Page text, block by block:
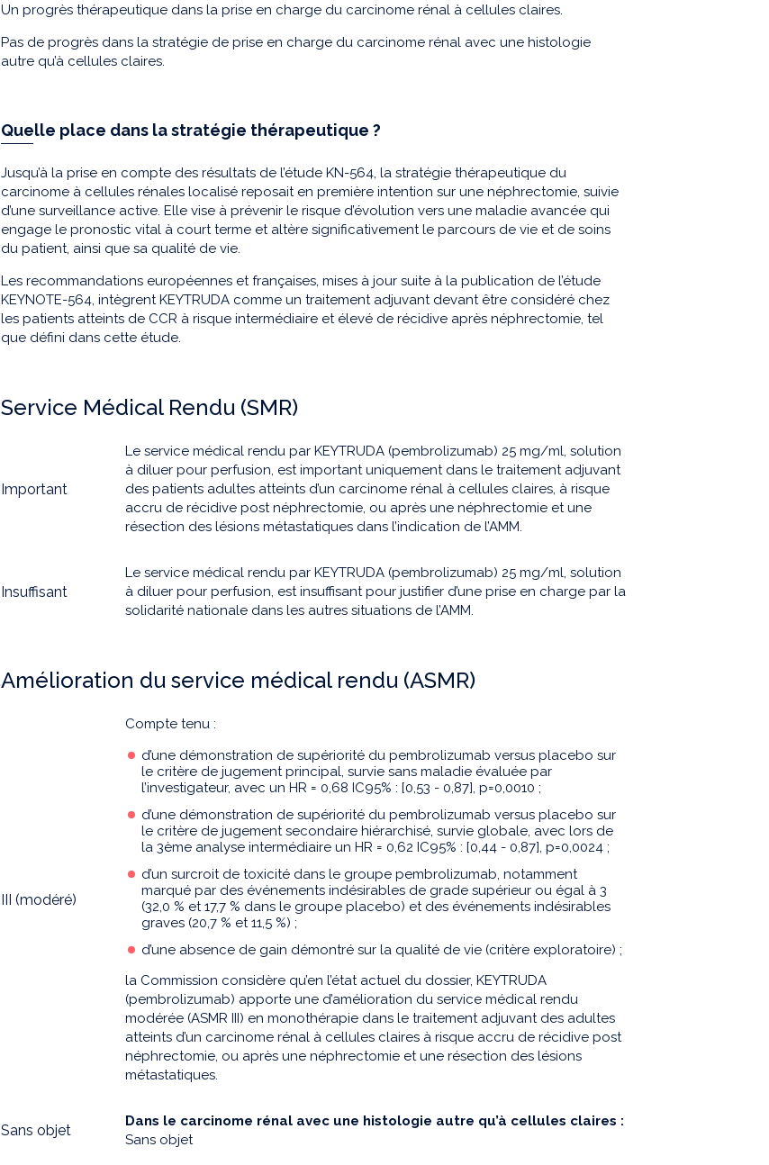
Un progrès thérapeutique dans la prise en charge du carcinome rénal à cellules claires.
Pas de progrès dans la stratégie de prise en charge du carcinome rénal avec une histologie
autre qu’à cellules claires.
Quelle place dans la stratégie thérapeutique ?
Jusqu’à la prise en compte des résultats de l’étude KN-564, la stratégie thérapeutique du
carcinome à cellules rénales localisé reposait en première intention sur une néphrectomie, suivie
d’une surveillance active. Elle vise à prévenir le risque d’évolution vers une maladie avancée qui
engage le pronostic vital à court terme et altère significativement le parcours de vie et de soins
du patient, ainsi que sa qualité de vie.
Les recommandations européennes et françaises, mises à jour suite à la publication de l’étude
KEYNOTE-564, intègrent KEYTRUDA comme un traitement adjuvant devant être considéré chez
les patients atteints de CCR à risque intermédiaire et élevé de récidive après néphrectomie, tel
que défini dans cette étude.
Service Médical Rendu (SMR)
Important
Le service médical rendu par KEYTRUDA (pembrolizumab) 25 mg/ml, solution
à diluer pour perfusion, est important uniquement dans le traitement adjuvant
des patients adultes atteints d’un carcinome rénal à cellules claires, à risque
accru de récidive post néphrectomie, ou après une néphrectomie et une
résection des lésions métastatiques dans l’indication de l’AMM.
Insuffisant
Le service médical rendu par KEYTRUDA (pembrolizumab) 25 mg/ml, solution
à diluer pour perfusion, est insuffisant pour justifier d’une prise en charge par la
solidarité nationale dans les autres situations de l’AMM.
Amélioration du service médical rendu (ASMR)
III (modéré)
Compte tenu :
d’une démonstration de supériorité du pembrolizumab versus placebo sur
le critère de jugement principal, survie sans maladie évaluée par
l’investigateur, avec un HR = 0,68 IC95% : [0,53 - 0,87], p=0,0010 ;
d’une démonstration de supériorité du pembrolizumab versus placebo sur
le critère de jugement secondaire hiérarchisé, survie globale, avec lors de
la 3ème analyse intermédiaire un HR = 0,62 IC95% : [0,44 - 0,87], p=0,0024 ;
d’un surcroit de toxicité dans le groupe pembrolizumab, notamment
marqué par des événements indésirables de grade supérieur ou égal à 3
(32,0 % et 17,7 % dans le groupe placebo) et des événements indésirables
graves (20,7 % et 11,5 %) ;
d’une absence de gain démontré sur la qualité de vie (critère exploratoire) ;
la Commission considère qu’en l’état actuel du dossier, KEYTRUDA
(pembrolizumab) apporte une d’amélioration du service médical rendu
modérée (ASMR III) en monothérapie dans le traitement adjuvant des adultes
atteints d’un carcinome rénal à cellules claires à risque accru de récidive post
néphrectomie, ou après une néphrectomie et une résection des lésions
métastatiques.
Sans objet
Dans le carcinome rénal avec une histologie autre qu’à cellules claires :
Sans objet